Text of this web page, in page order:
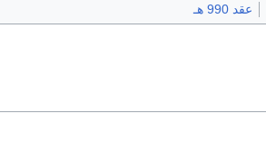
عقد 990 هـ